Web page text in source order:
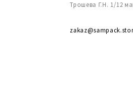
Трошева Г.Н. 1/12